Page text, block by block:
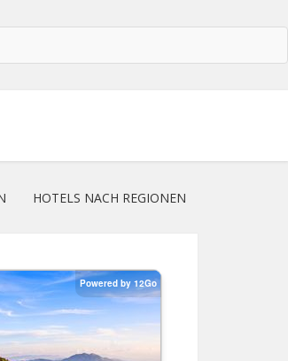
HOTELS NACH REGIONEN